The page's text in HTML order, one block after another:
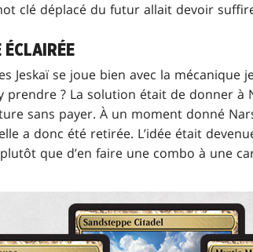
clé déplacé du futur allait devoir
ÉCLAIRÉE
Jeskaï se joue bien avec la mécanique
prendre ? La solution était de donner
sans payer. À un moment donné
a donc été retirée. L’idée était
que d’en faire une combo à une